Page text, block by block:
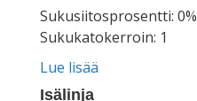
Sukusiitosprosentti: 0%
Sukukatokerroin: 1
Lue lisää
Isälinja